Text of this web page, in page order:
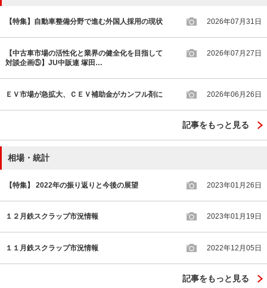
【特集】自動車整備分野で進む外国人採用の現状 2026年07月31日
【中古車市場の活性化と業界の健全化を目指して
対談企画⑤】JU中販連 塚田…
2026年07月27日
ＥＶ市場が急拡大、ＣＥＶ補助金がカンフル剤に 2026年06月26日
記事をもっと見る
相場・統計
【特集】 2022年の振り返りと今後の展望 2023年01月26日
１２月鉄スクラップ市況情報 2023年01月19日
１１月鉄スクラップ市況情報 2022年12月05日
記事をもっと見る